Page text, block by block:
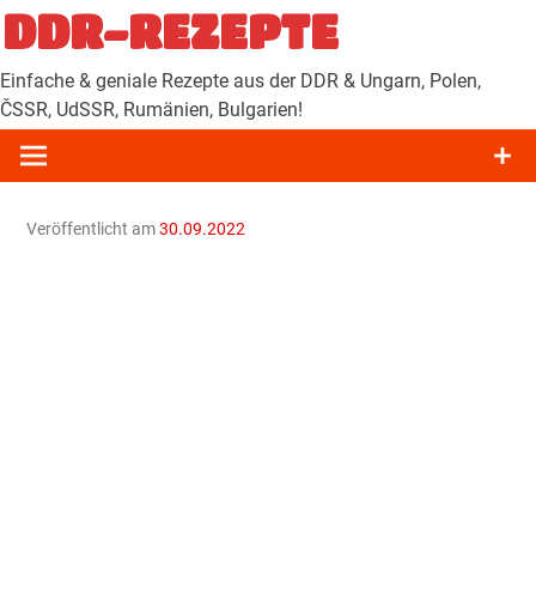
Zum
Inhalt
springen
DDR-REZEPTE
Einfache & geniale Rezepte aus der DDR & Ungarn, Polen,
ČSSR, UdSSR, Rumänien, Bulgarien!
Veröffentlicht am30.09.2022